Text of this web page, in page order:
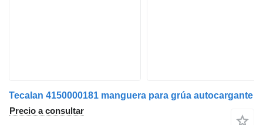
Tecalan 4150000181 manguera para grúa autocargante
Precio a consultar